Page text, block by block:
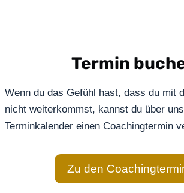
Termin
Wenn du das Gefühl hast, dass du mit
nicht weiterkommst, kannst du über
Terminkalender einen Coachingtermin
Zu den